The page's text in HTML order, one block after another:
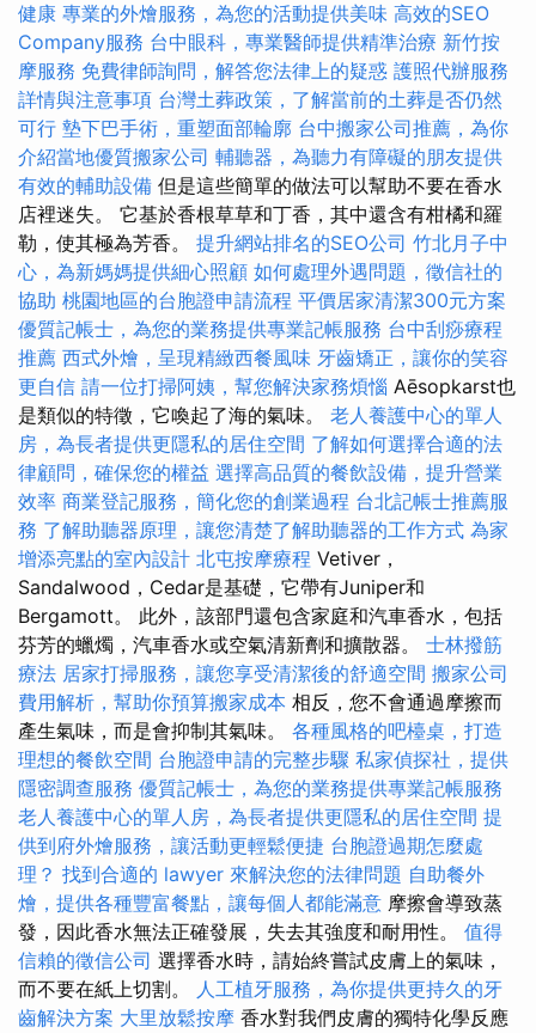
健康 專業的外燴服務，為您的活動提供美味 高效的SEO
Company服務 台中眼科，專業醫師提供精準治療 新竹按
摩服務 免費律師詢問，解答您法律上的疑惑 護照代辦服務
詳情與注意事項 台灣土葬政策，了解當前的土葬是否仍然
可行 墊下巴手術，重塑面部輪廓 台中搬家公司推薦，為你
介紹當地優質搬家公司 輔聽器，為聽力有障礙的朋友提供
有效的輔助設備 但是這些簡單的做法可以幫助不要在香水
店裡迷失。 它基於香根草草和丁香，其中還含有柑橘和羅
勒，使其極為芳香。 提升網站排名的SEO公司 竹北月子中
心，為新媽媽提供細心照顧 如何處理外遇問題，徵信社的
協助 桃園地區的台胞證申請流程 平價居家清潔300元方案
優質記帳士，為您的業務提供專業記帳服務 台中刮痧療程
推薦 西式外燴，呈現精緻西餐風味 牙齒矯正，讓你的笑容
更自信 請一位打掃阿姨，幫您解決家務煩惱 Aēsopkarst也
是類似的特徵，它喚起了海的氣味。 老人養護中心的單人
房，為長者提供更隱私的居住空間 了解如何選擇合適的法
律顧問，確保您的權益 選擇高品質的餐飲設備，提升營業
效率 商業登記服務，簡化您的創業過程 台北記帳士推薦服
務 了解助聽器原理，讓您清楚了解助聽器的工作方式 為家
增添亮點的室內設計 北屯按摩療程 Vetiver，
Sandalwood，Cedar是基礎，它帶有Juniper和
Bergamott。 此外，該部門還包含家庭和汽車香水，包括
芬芳的蠟燭，汽車香水或空氣清新劑和擴散器。 士林撥筋
療法 居家打掃服務，讓您享受清潔後的舒適空間 搬家公司
費用解析，幫助你預算搬家成本 相反，您不會通過摩擦而
產生氣味，而是會抑制其氣味。 各種風格的吧檯桌，打造
理想的餐飲空間 台胞證申請的完整步驟 私家偵探社，提供
隱密調查服務 優質記帳士，為您的業務提供專業記帳服務
老人養護中心的單人房，為長者提供更隱私的居住空間 提
供到府外燴服務，讓活動更輕鬆便捷 台胞證過期怎麼處
理？ 找到合適的 lawyer 來解決您的法律問題 自助餐外
燴，提供各種豐富餐點，讓每個人都能滿意 摩擦會導致蒸
發，因此香水無法正確發展，失去其強度和耐用性。 值得
信賴的徵信公司 選擇香水時，請始終嘗試皮膚上的氣味，
而不要在紙上切割。 人工植牙服務，為你提供更持久的牙
齒解決方案 大里放鬆按摩 香水對我們皮膚的獨特化學反應